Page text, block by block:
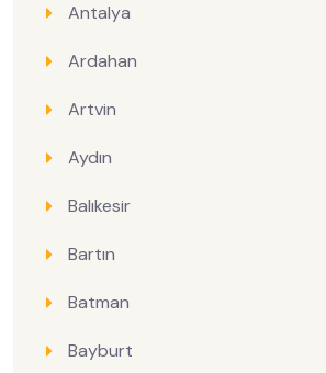
Antalya
Ardahan
Artvin
Aydın
Balıkesir
Bartın
Batman
Bayburt